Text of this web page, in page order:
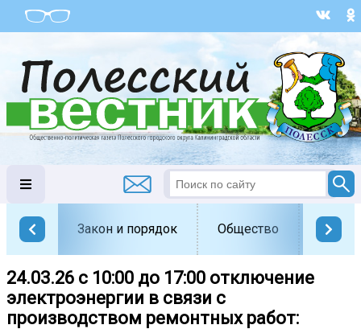
Закон и порядок Общество
24.03.26 с 10:00 до 17:00 отключение
электроэнергии в связи с
производством ремонтных работ: